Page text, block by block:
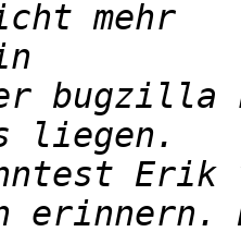
bugzilla
Erik